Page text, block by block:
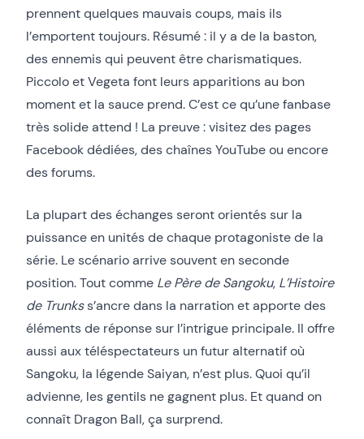
prennent quelques mauvais coups, mais ils
l’emportent toujours. Résumé : il y a de la baston,
des ennemis qui peuvent être charismatiques.
Piccolo et Vegeta font leurs apparitions au bon
moment et la sauce prend. C’est ce qu’une fanbase
très solide attend ! La preuve : visitez des pages
Facebook dédiées, des chaînes YouTube ou encore
des forums.
La plupart des échanges seront orientés sur la
puissance en unités de chaque protagoniste de la
série. Le scénario arrive souvent en seconde
position. Tout comme Le Père de Sangoku, L’Histoire
de Trunkss’ancre dans la narration et apporte des
éléments de réponse sur l’intrigue principale. Il offre
aussi aux téléspectateurs un futur alternatif où
Sangoku, la légende Saiyan, n’est plus. Quoi qu’il
advienne, les gentils ne gagnent plus. Et quand on
connaît Dragon Ball, ça surprend.